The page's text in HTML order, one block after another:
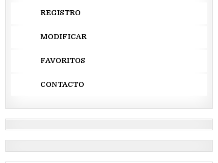
REGISTRO
MODIFICAR
FAVORITOS
CONTACTO